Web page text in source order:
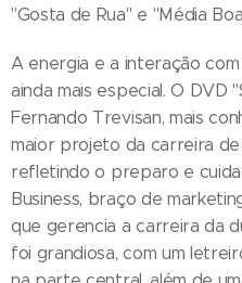
"Gosta de Rua" e "Média
A energia e a interação
ainda mais especial. O DVD
Fernando Trevisan, mais
maior projeto da carreira
refletindo o preparo e
Business, braço de
que gerencia a carreira da
foi grandiosa, com um